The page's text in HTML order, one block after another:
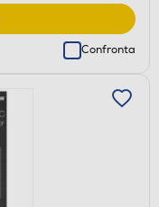
Confronta